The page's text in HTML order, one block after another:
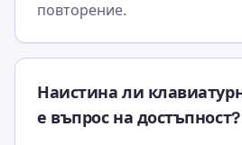
повторение.
Наистина ли
е въпрос на достъпност?